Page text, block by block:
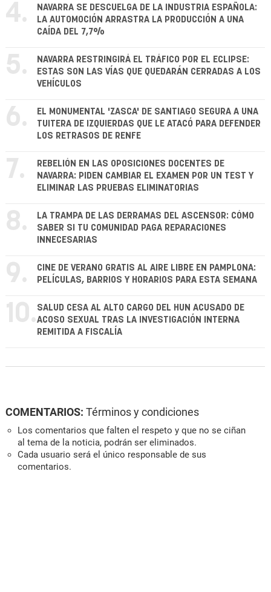
4.
NAVARRA SE DESCUELGA DE LA INDUSTRIA ESPAÑOLA:
LA AUTOMOCIÓN ARRASTRA LA PRODUCCIÓN A UNA
CAÍDA DEL 7,7%
5.
NAVARRA RESTRINGIRÁ EL TRÁFICO POR EL ECLIPSE:
ESTAS SON LAS VÍAS QUE QUEDARÁN CERRADAS A LOS
VEHÍCULOS
6.
EL MONUMENTAL 'ZASCA' DE SANTIAGO SEGURA A UNA
TUITERA DE IZQUIERDAS QUE LE ATACÓ PARA DEFENDER
LOS RETRASOS DE RENFE
7.
REBELIÓN EN LAS OPOSICIONES DOCENTES DE
NAVARRA: PIDEN CAMBIAR EL EXAMEN POR UN TEST Y
ELIMINAR LAS PRUEBAS ELIMINATORIAS
8.
LA TRAMPA DE LAS DERRAMAS DEL ASCENSOR: CÓMO
SABER SI TU COMUNIDAD PAGA REPARACIONES
INNECESARIAS
9.
CINE DE VERANO GRATIS AL AIRE LIBRE EN PAMPLONA:
PELÍCULAS, BARRIOS Y HORARIOS PARA ESTA SEMANA
10. SALUD CESA AL ALTO CARGO DEL HUN ACUSADO DE
ACOSO SEXUAL TRAS LA INVESTIGACIÓN INTERNA
REMITIDA A FISCALÍA
COMENTARIOS: Términos y condiciones
Los comentarios que falten el respeto y que no se ciñan
al tema de la noticia, podrán ser eliminados.
Cada usuario será el único responsable de sus
comentarios.